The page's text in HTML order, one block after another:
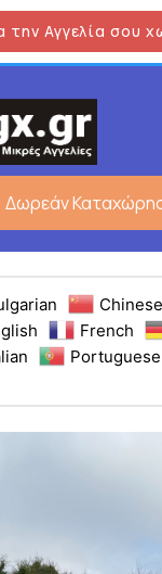
την Αγγελία σου
Δωρεάν
French
Portuguese